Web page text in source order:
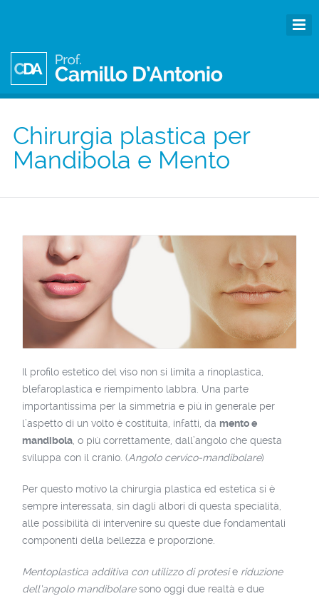
Chirurgia plastica per
Mandibola e Mento
Il profilo estetico del viso non si limita a rinoplastica,
blefaroplastica e riempimento labbra. Una parte
importantissima per la simmetria e più in generale per
l’aspetto di un volto è costituita, infatti, da mento e
mandibola, o più correttamente, dall’angolo che questa
sviluppa con il cranio. (Angolo cervico-mandibolare)
Per questo motivo la chirurgia plastica ed estetica si è
sempre interessata, sin dagli albori di questa specialità,
alle possibilità di intervenire su queste due fondamentali
componenti della bellezza e proporzione.
Mentoplastica additiva con utilizzo di protesie riduzione
dell’angolo mandibolaresono oggi due realtà e due